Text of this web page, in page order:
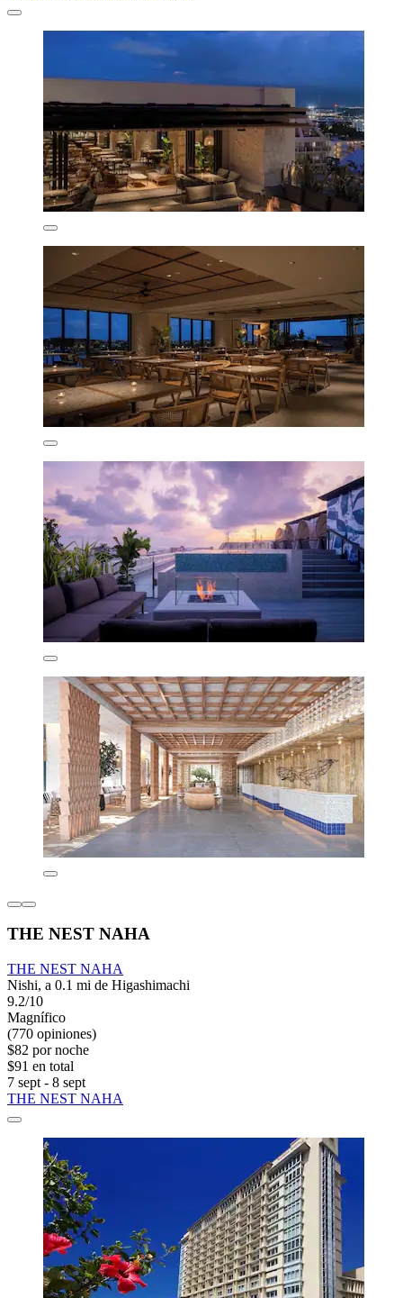
THE NEST NAHA
THE NEST NAHA
Nishi, a 0.1 mi de Higashimachi
9.2/10
Magnífico
(770 opiniones)
$82 por noche
$91 en total
7 sept - 8 sept
THE NEST NAHA